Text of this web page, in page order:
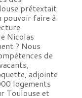
prétextait
pouvoir faire à
Nicolas
? Nous
de
adjointe
logements
Toulouse et